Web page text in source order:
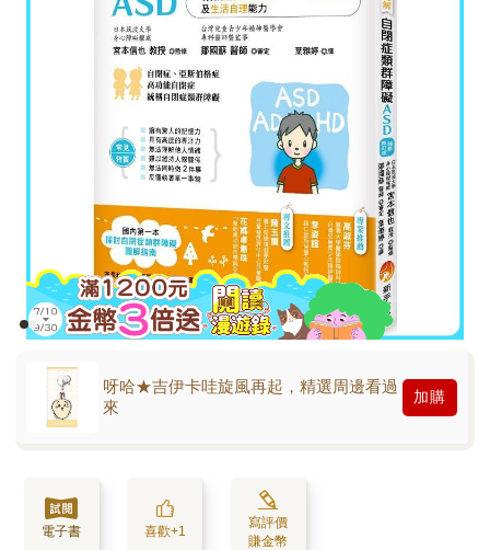
呀哈★吉伊卡哇旋風再起，精選周邊看過
來
加購
電子書 喜歡+1
寫評價
賺金幣